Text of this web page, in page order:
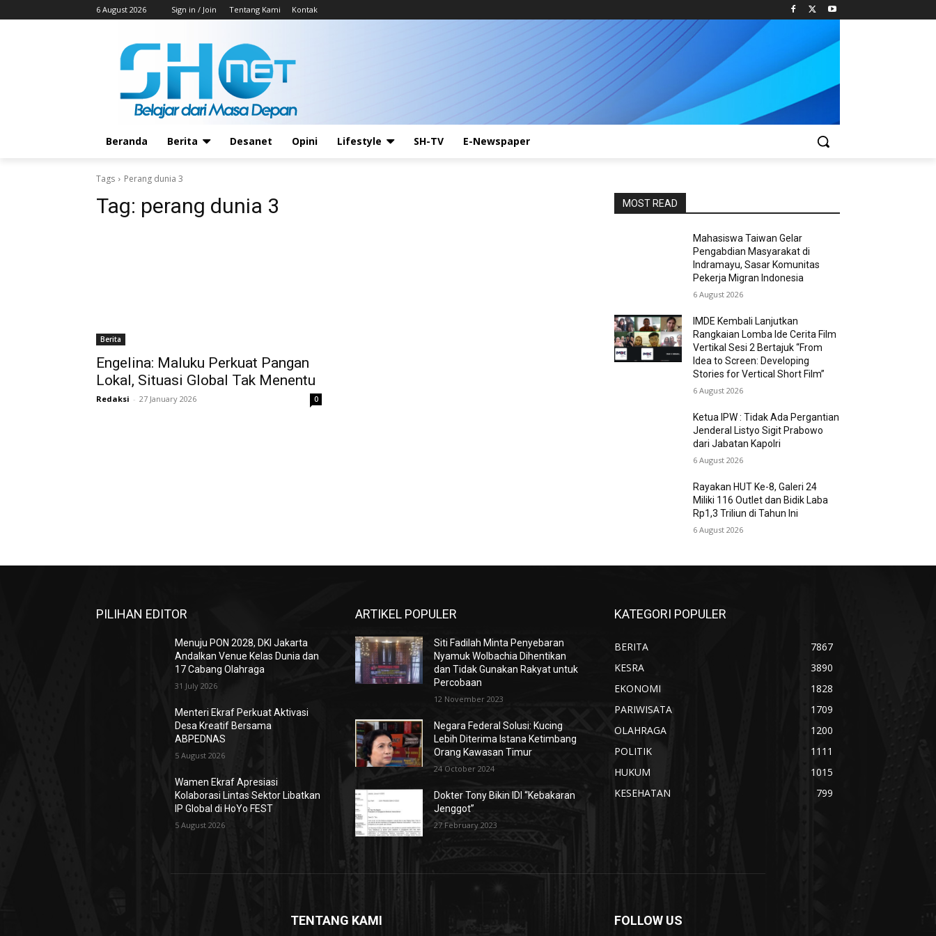
6 August 2026 Sign in / Join Tentang Kami Kontak
Beranda Berita Desanet Opini Lifestyle SH-TV E-Newspaper
Tags Perang dunia 3
Tag: perang dunia 3
Berita
Engelina: Maluku Perkuat Pangan
Lokal, Situasi Global Tak Menentu
Redaksi - 27 January 2026 0
MOST READ
Mahasiswa Taiwan Gelar
Pengabdian Masyarakat di
Indramayu, Sasar Komunitas
Pekerja Migran Indonesia
6 August 2026
IMDE Kembali Lanjutkan
Rangkaian Lomba Ide Cerita Film
Vertikal Sesi 2 Bertajuk “From
Idea to Screen: Developing
Stories for Vertical Short Film”
6 August 2026
Ketua IPW : Tidak Ada Pergantian
Jenderal Listyo Sigit Prabowo
dari Jabatan Kapolri
6 August 2026
Rayakan HUT Ke-8, Galeri 24
Miliki 116 Outlet dan Bidik Laba
Rp1,3 Triliun di Tahun Ini
6 August 2026
PILIHAN EDITOR
Menuju PON 2028, DKI Jakarta
Andalkan Venue Kelas Dunia dan
17 Cabang Olahraga
31 July 2026
Menteri Ekraf Perkuat Aktivasi
Desa Kreatif Bersama
ABPEDNAS
5 August 2026
Wamen Ekraf Apresiasi
Kolaborasi Lintas Sektor Libatkan
IP Global di HoYo FEST
5 August 2026
ARTIKEL POPULER
Siti Fadilah Minta Penyebaran
Nyamuk Wolbachia Dihentikan
dan Tidak Gunakan Rakyat untuk
Percobaan
12 November 2023
Negara Federal Solusi: Kucing
Lebih Diterima Istana Ketimbang
Orang Kawasan Timur
24 October 2024
Dokter Tony Bikin IDI “Kebakaran
Jenggot”
27 February 2023
KATEGORI POPULER
BERITA
7867
KESRA
3890
EKONOMI
1828
PARIWISATA
1709
OLAHRAGA
1200
POLITIK
1111
HUKUM
1015
KESEHATAN
799
TENTANG KAMI FOLLOW US